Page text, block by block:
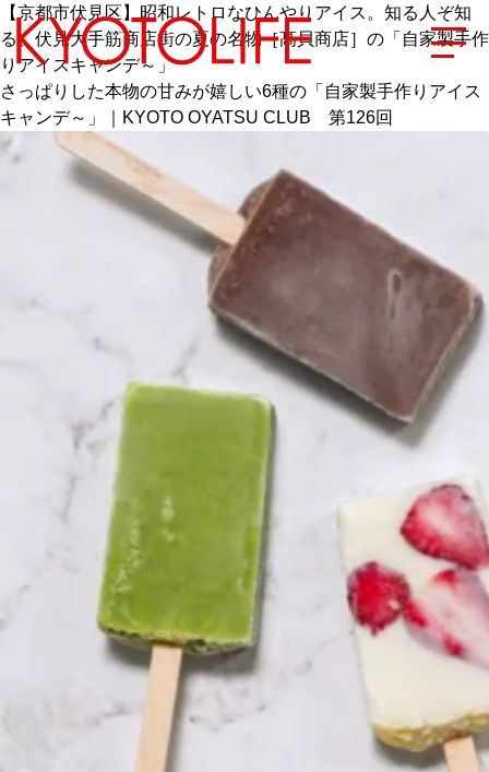
エリアから探す
地図から探す
カテゴリーから探す
SPECIAL
SERIES
CULTURE
ABOUT US
Instagram
チケットプレゼント応募
【京都市伏見区】昭和レトロなひんやりアイス。知る人ぞ知
る、伏見大手筋商店街の夏の名物［髙貝商店］の「自家製手作
りアイスキャンデ～」
さっぱりした本物の甘みが嬉しい6種の「自家製手作りアイス
キャンデ～」｜KYOTO OYATSU CLUB 第126回